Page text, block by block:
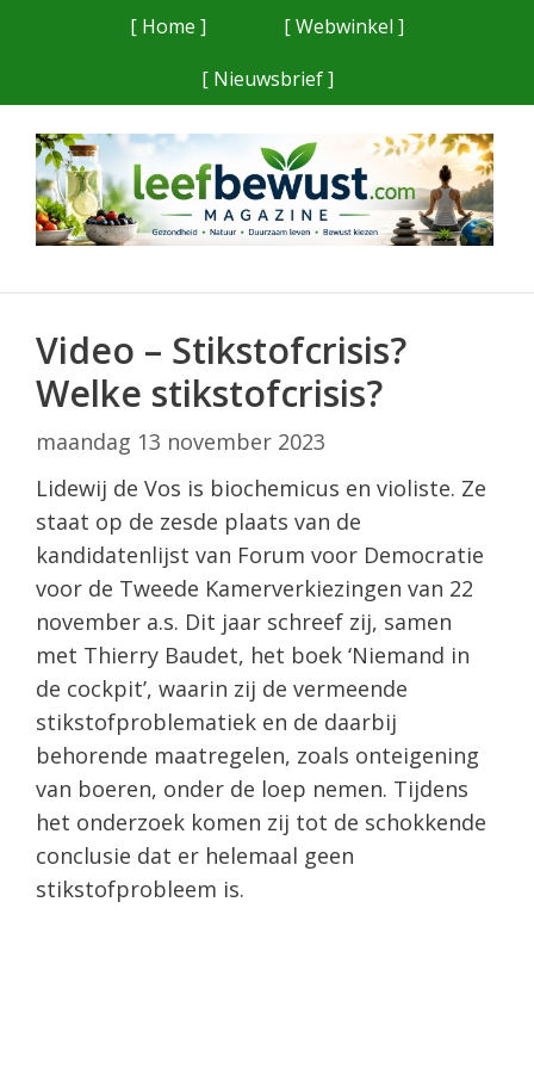
[ Home ]
[ Webwinkel ]
[ Nieuwsbrief ]
Video – Stikstofcrisis?
Welke stikstofcrisis?
maandag 13 november 2023
Lidewij de Vos is biochemicus en violiste. Ze
staat op de zesde plaats van de
kandidatenlijst van Forum voor Democratie
voor de Tweede Kamerverkiezingen van 22
november a.s. Dit jaar schreef zij, samen
met Thierry Baudet, het boek ‘Niemand in
de cockpit’, waarin zij de vermeende
stikstofproblematiek en de daarbij
behorende maatregelen, zoals onteigening
van boeren, onder de loep nemen. Tijdens
het onderzoek komen zij tot de schokkende
conclusie dat er helemaal geen
stikstofprobleem is.